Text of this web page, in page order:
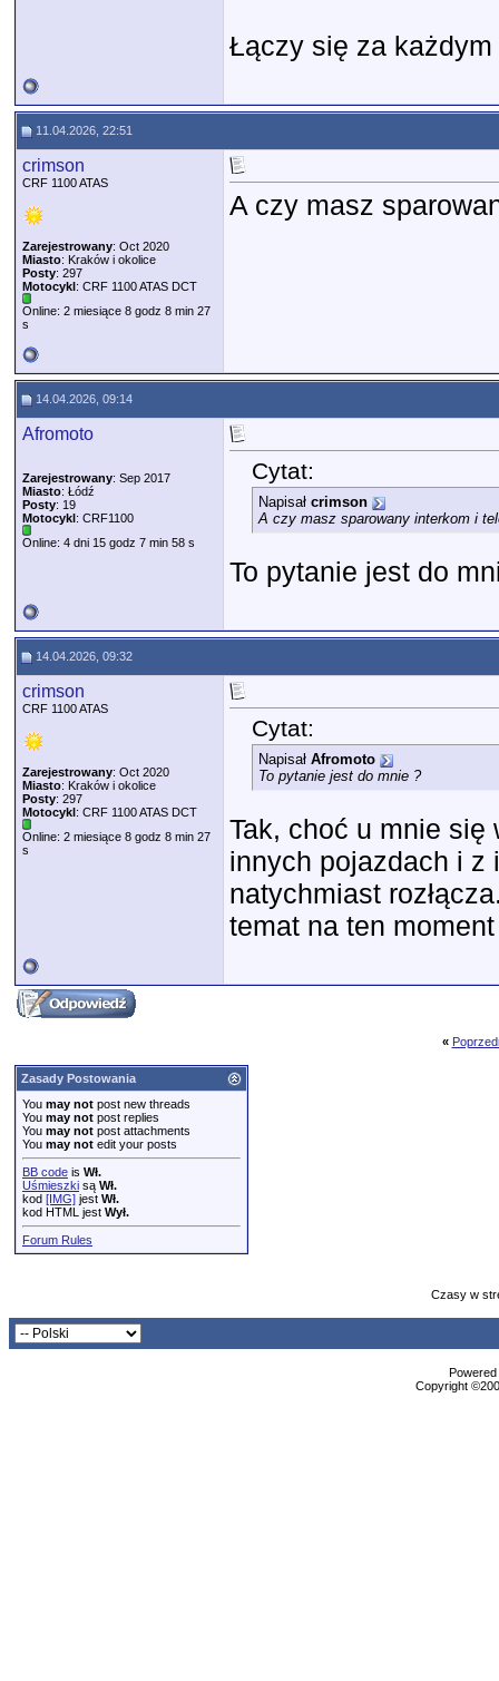
Łączy się za
11.04.2026, 22:51
crimson
CRF 1100 ATAS
Zarejestrowany: Oct 2020
Miasto: Kraków i okolice
Posty: 297
Motocykl: CRF 1100 ATAS DCT
Online: 2 miesiące 8 godz 8 min 27
s
A czy masz
14.04.2026, 09:14
Afromoto
Zarejestrowany: Sep 2017
Miasto: Łódź
Posty: 19
Motocykl: CRF1100
Online: 4 dni 15 godz 7 min 58 s
Cytat:
Napisał crimson
A czy masz sparowany interkom i
To pytanie jest do
14.04.2026, 09:32
crimson
CRF 1100 ATAS
Zarejestrowany: Oct 2020
Miasto: Kraków i okolice
Posty: 297
Motocykl: CRF 1100 ATAS DCT
Online: 2 miesiące 8 godz 8 min 27
s
Cytat:
Napisał Afromoto
To pytanie jest do mnie ?
Tak, choć u mnie się
innych pojazdach i z
natychmiast
temat na ten
«
Zasady Postowania
You may not post new threads
You may not post replies
You may not post attachments
You may not edit your posts
BB code is Wł.
Uśmieszki są Wł.
kod [IMG] jest Wł.
kod HTML jest Wył.
Forum Rules
Czasy w
Copyright